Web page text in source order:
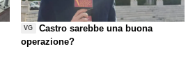
VG
Castro sarebbe una buona
operazione?